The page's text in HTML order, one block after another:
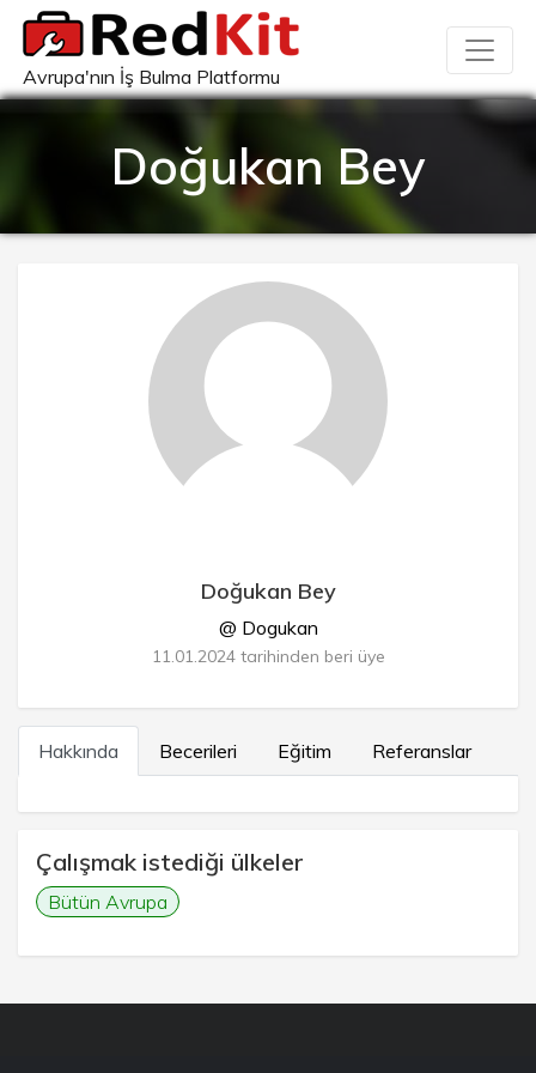
Avrupa'nın İş Bulma Platformu
Doğukan Bey
Doğukan Bey
@ Dogukan
11.01.2024 tarihinden beri üye
Hakkında Becerileri Eğitim Referanslar
Çalışmak istediği ülkeler
Bütün Avrupa